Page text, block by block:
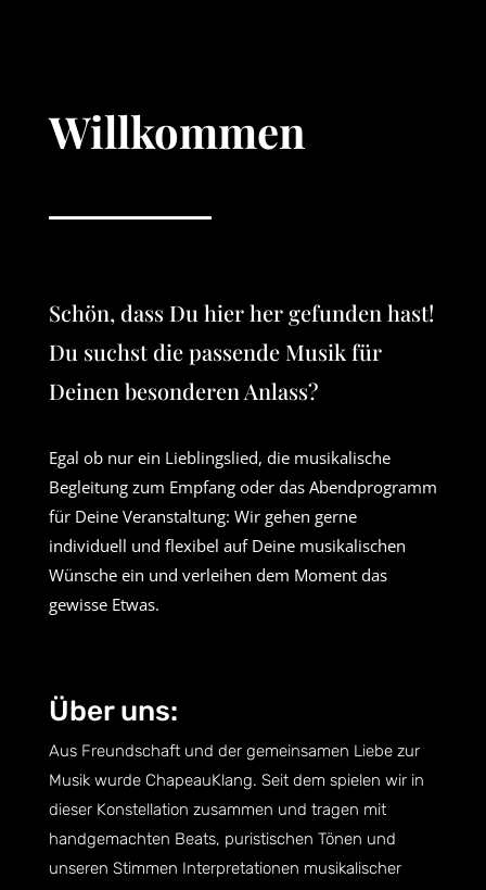
Willkommen
Schön, dass Du hier her gefunden hast!
Du suchst die passende Musik für
Deinen besonderen Anlass?
Egal ob nur ein Lieblingslied, die musikalische
Begleitung zum Empfang oder das Abendprogramm
für Deine Veranstaltung: Wir gehen gerne
individuell und flexibel auf Deine musikalischen
Wünsche ein und verleihen dem Moment das
gewisse Etwas.
Über uns:
Aus Freundschaft und der gemeinsamen Liebe zur
Musik wurde ChapeauKlang. Seit dem spielen wir in
dieser Konstellation zusammen und tragen mit
handgemachten Beats, puristischen Tönen und
unseren Stimmen Interpretationen musikalischer